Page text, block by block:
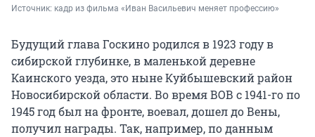
Источник: кадр из фильма «Иван Васильевич меняет профессию»
Будущий глава Госкино родился в 1923 году в
сибирской глубинке, в маленькой деревне
Каинского уезда, это ныне Куйбышевский район
Новосибирской области. Во время ВОВ с 1941-го по
1945 год был на фронте, воевал, дошел до Вены,
получил награды. Так, например, по данным